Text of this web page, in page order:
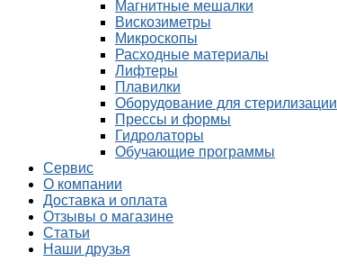
Магнитные мешалки
Вискозиметры
Микроскопы
Расходные материалы
Лифтеры
Плавилки
Оборудование для стерилизации
Прессы и формы
Гидролаторы
Обучающие программы
Сервис
О компании
Доставка и оплата
Отзывы о магазине
Статьи
Наши друзья